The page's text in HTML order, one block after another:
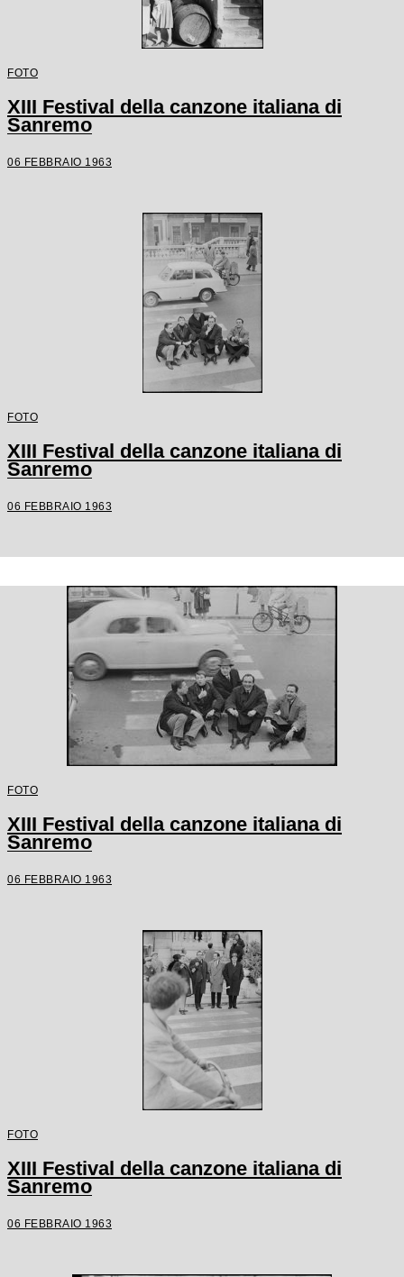
FOTO
XIII Festival della canzone italiana di
Sanremo
06 FEBBRAIO 1963
FOTO
XIII Festival della canzone italiana di
Sanremo
06 FEBBRAIO 1963
FOTO
XIII Festival della canzone italiana di
Sanremo
06 FEBBRAIO 1963
FOTO
XIII Festival della canzone italiana di
Sanremo
06 FEBBRAIO 1963